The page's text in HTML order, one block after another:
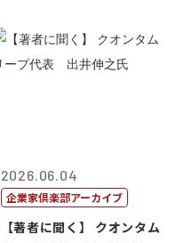
2026.06.04
企業家倶楽部アーカイブ
【著者に聞く】 クオンタム